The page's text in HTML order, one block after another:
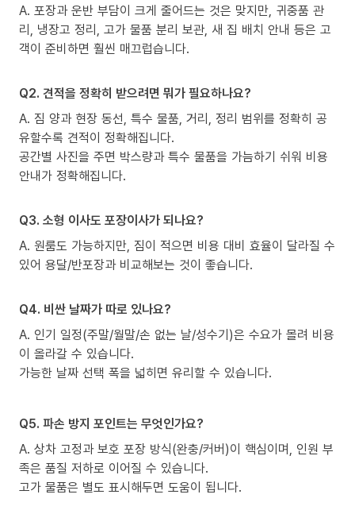
A. 포장과 운반 부담이 크게 줄어드는 것은 맞지만, 귀중품 관
리, 냉장고 정리, 고가 물품 분리 보관, 새 집 배치 안내 등은 고
객이 준비하면 훨씬 매끄럽습니다.
Q2. 견적을 정확히 받으려면 뭐가 필요하나요?
A. 짐 양과 현장 동선, 특수 물품, 거리, 정리 범위를 정확히 공
유할수록 견적이 정확해집니다.
공간별 사진을 주면 박스량과 특수 물품을 가늠하기 쉬워 비용
안내가 정확해집니다.
Q3. 소형 이사도 포장이사가 되나요?
A. 원룸도 가능하지만, 짐이 적으면 비용 대비 효율이 달라질 수
있어 용달/반포장과 비교해보는 것이 좋습니다.
Q4. 비싼 날짜가 따로 있나요?
A. 인기 일정(주말/월말/손 없는 날/성수기)은 수요가 몰려 비용
이 올라갈 수 있습니다.
가능한 날짜 선택 폭을 넓히면 유리할 수 있습니다.
Q5. 파손 방지 포인트는 무엇인가요?
A. 상차 고정과 보호 포장 방식(완충/커버)이 핵심이며, 인원 부
족은 품질 저하로 이어질 수 있습니다.
고가 물품은 별도 표시해두면 도움이 됩니다.